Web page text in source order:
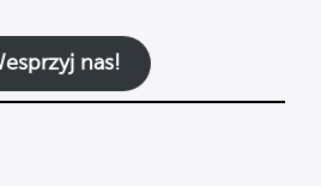
nas!